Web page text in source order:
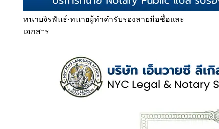
ทนายจิรพันธ์·ทนายผู้ทำคำรับรองลายมือชื่อและ
เอกสาร